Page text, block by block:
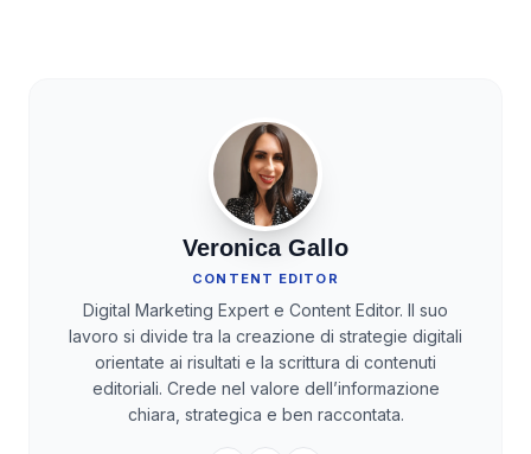
Veronica Gallo
CONTENT EDITOR
Digital Marketing Expert e Content Editor. Il suo
lavoro si divide tra la creazione di strategie digitali
orientate ai risultati e la scrittura di contenuti
editoriali. Crede nel valore dell’informazione
chiara, strategica e ben raccontata.